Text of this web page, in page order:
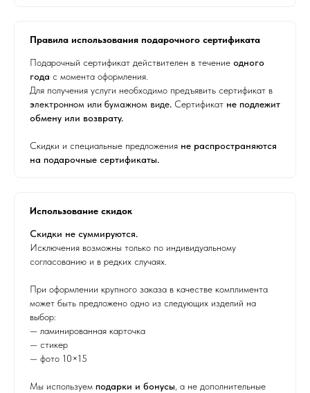
Правила использования подарочного сертификата
Подарочный сертификат действителен в течение одного
года с момента оформления.
Для получения услуги необходимо предъявить сертификат в
электронном или бумажном виде. Сертификат не подлежит
обмену или возврату.
Скидки и специальные предложения не распространяются
на подарочные сертификаты.
Использование скидок
Скидки не суммируются.
Исключения возможны только по индивидуальному
согласованию и в редких случаях.
При оформлении крупного заказа в качестве комплимента
может быть предложено одно из следующих изделий на
выбор:
— ламинированная карточка
— стикер
— фото 10×15
Мы используем подарки и бонусы, а не дополнительные